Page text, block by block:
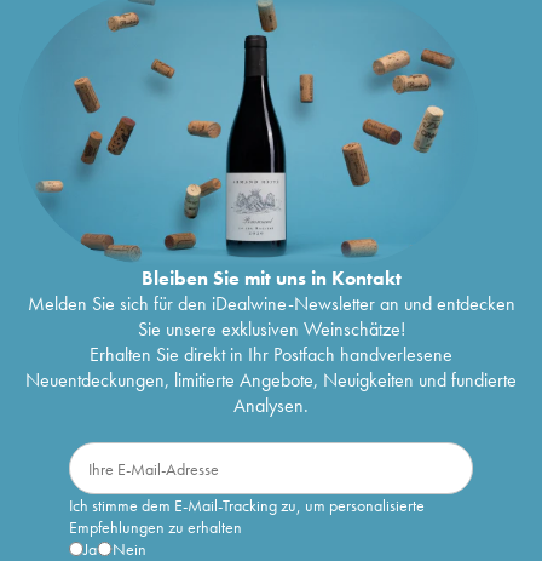
Bleiben Sie mit uns in Kontakt
Melden Sie sich für den iDealwine-Newsletter an und entdecken
Sie unsere exklusiven Weinschätze!
Erhalten Sie direkt in Ihr Postfach handverlesene
Neuentdeckungen, limitierte Angebote, Neuigkeiten und fundierte
Analysen.
Ich stimme dem E-Mail-Tracking zu, um personalisierte
Empfehlungen zu erhalten
Ja
Nein